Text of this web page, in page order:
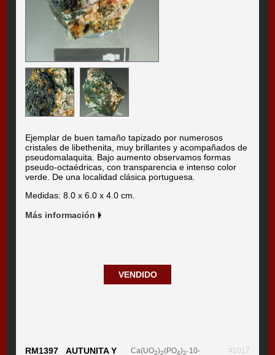
Ejemplar de buen tamaño tapizado por numerosos
cristales de libethenita, muy brillantes y acompañados de
pseudomalaquita. Bajo aumento observamos formas
pseudo-octaédricas, con transparencia e intenso color
verde. De una localidad clásica portuguesa.
Medidas: 8.0 x 6.0 x 4.0 cm.
Más información
VENDIDO
RM1397 AUTUNITA Y
Ca(UO2)2(PO4)2·10- #1017